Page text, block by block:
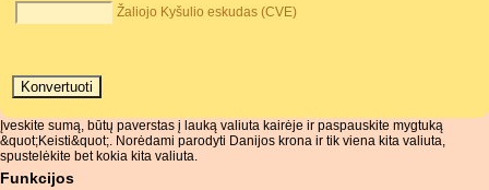
Žaliojo Kyšulio eskudas (CVE)
Įveskite sumą, būtų paverstas į lauką valiuta kairėje ir paspauskite mygtuką
&quot;Keisti&quot;. Norėdami parodyti Danijos krona ir tik viena kita valiuta,
spustelėkite bet kokia kita valiuta.
Funkcijos